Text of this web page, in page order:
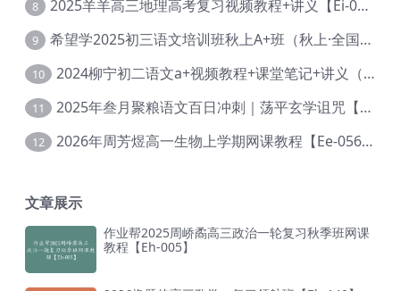
8 2025羊羊高三地理高考复习视频教程+讲义【Ei-051】
9 希望学2025初三语文培训班秋上A+班（秋上·全国版·A+）【Da-031】
10 2024柳宁初二语文a+视频教程+课堂笔记+讲义（暑假班+秋季班）【Da-003】
11 2025年叁月聚粮语文百日冲刺｜荡平玄学诅咒【Ea-001】
12 2026年周芳煜高一生物上学期网课教程【Ee-056】
文章展示
作业帮2025周峤矞高三政治一轮复习秋季班网课
教程【Eh-005】